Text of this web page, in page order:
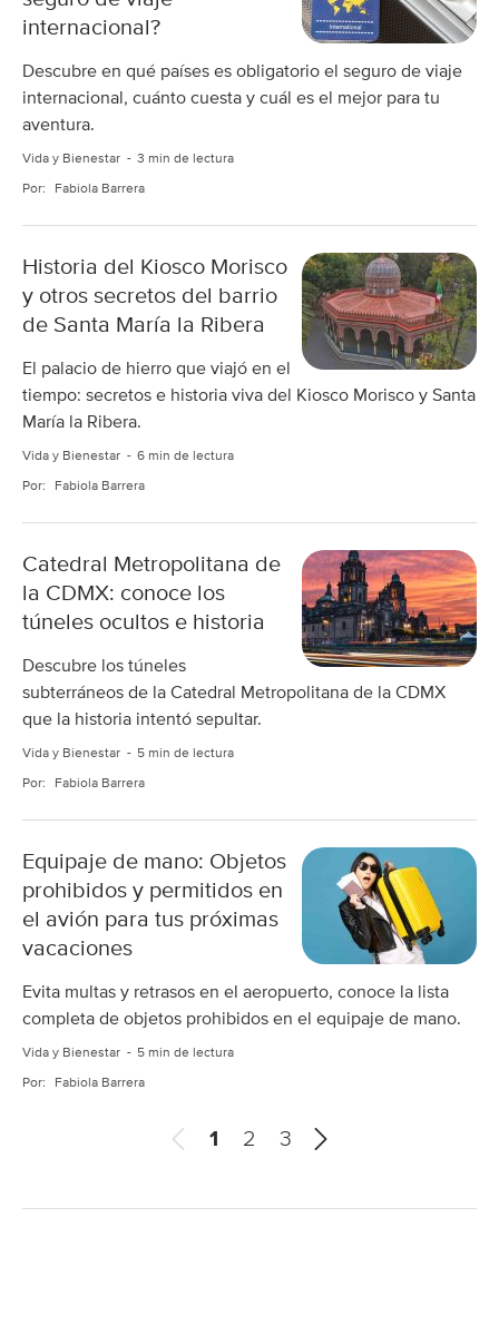
internacional?
Descubre en qué países es obligatorio el seguro de viaje
internacional, cuánto cuesta y cuál es el mejor para tu
aventura.
Vida y Bienestar 3 min de lectura
Por: Fabiola Barrera
Historia del Kiosco Morisco
y otros secretos del barrio
de Santa María la Ribera
El palacio de hierro que viajó en el
tiempo: secretos e historia viva del Kiosco Morisco y Santa
María la Ribera.
Vida y Bienestar 6 min de lectura
Por: Fabiola Barrera
Catedral Metropolitana de
la CDMX: conoce los
túneles ocultos e historia
Descubre los túneles
subterráneos de la Catedral Metropolitana de la CDMX
que la historia intentó sepultar.
Vida y Bienestar 5 min de lectura
Por: Fabiola Barrera
Equipaje de mano: Objetos
prohibidos y permitidos en
el avión para tus próximas
vacaciones
Evita multas y retrasos en el aeropuerto, conoce la lista
completa de objetos prohibidos en el equipaje de mano.
Vida y Bienestar 5 min de lectura
Por: Fabiola Barrera
e
1 2 3
u